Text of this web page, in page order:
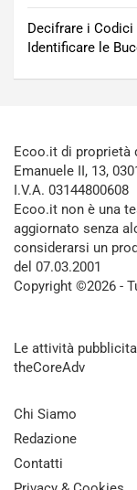
Decifrare i
Identificare le
Ecoo.it di proprietà
Emanuele II, 13,
I.V.A. 03144800608
Ecoo.it non è una
aggiornato senza
considerarsi un
del 07.03.2001
Copyright ©2026 -
Le attività
theCoreAdv
Chi Siamo
Redazione
Contatti